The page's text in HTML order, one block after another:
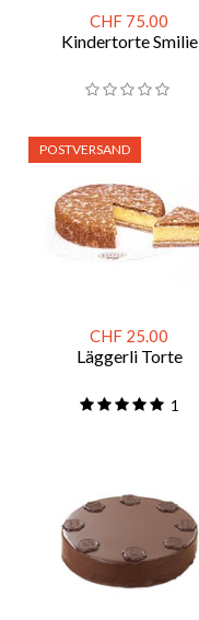
CHF 75.00
Kindertorte Smilie
CHF 25.00
Läggerli Torte
1
POSTVERSAND